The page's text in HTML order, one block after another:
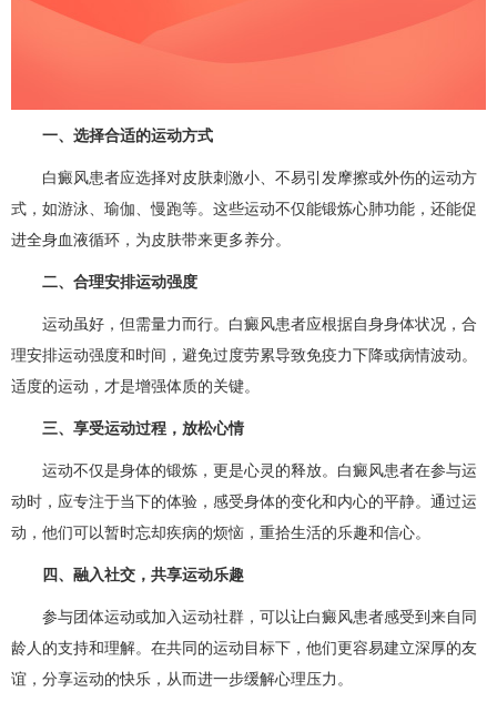
一、选择合适的运动方式
白癜风患者应选择对皮肤刺激小、不易引发摩擦或外伤的运动方
式，如游泳、瑜伽、慢跑等。这些运动不仅能锻炼心肺功能，还能促
进全身血液循环，为皮肤带来更多养分。
二、合理安排运动强度
运动虽好，但需量力而行。白癜风患者应根据自身身体状况，合
理安排运动强度和时间，避免过度劳累导致免疫力下降或病情波动。
适度的运动，才是增强体质的关键。
三、享受运动过程，放松心情
运动不仅是身体的锻炼，更是心灵的释放。白癜风患者在参与运
动时，应专注于当下的体验，感受身体的变化和内心的平静。通过运
动，他们可以暂时忘却疾病的烦恼，重拾生活的乐趣和信心。
四、融入社交，共享运动乐趣
参与团体运动或加入运动社群，可以让白癜风患者感受到来自同
龄人的支持和理解。在共同的运动目标下，他们更容易建立深厚的友
谊，分享运动的快乐，从而进一步缓解心理压力。